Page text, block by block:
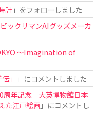
計」をフォローしました
ックリマンAIグッズメーカ
〜Imagination of
」
」にコメントしました
周年記念 大英博物館日本
た江戸絵画」にコメントし